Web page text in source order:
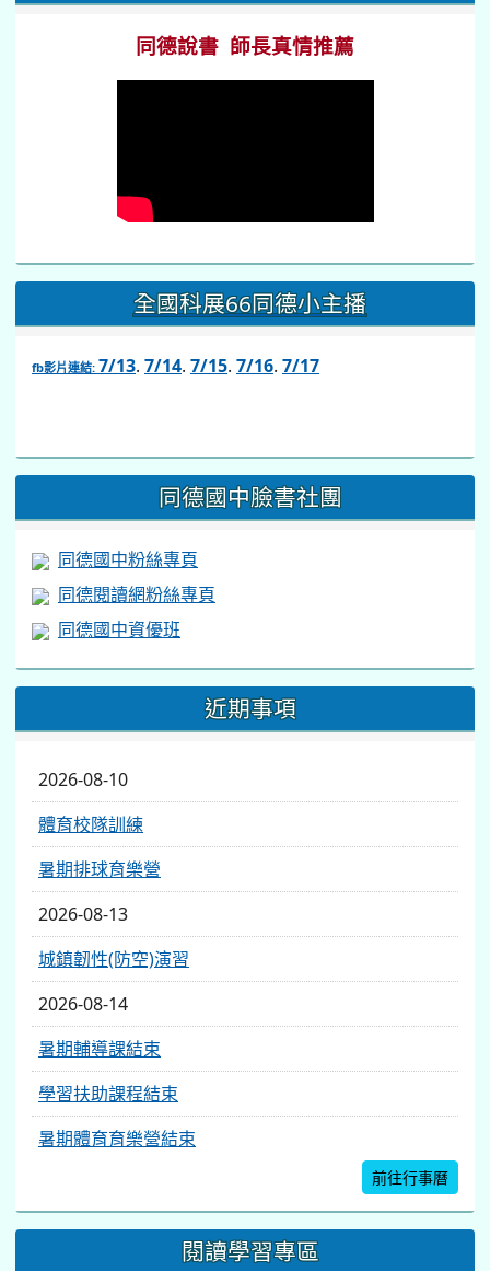
同德說書 師長真情推薦
全國科展66同德小主播
fb影片連結: 7/13. 7/14. 7/15. 7/16. 7/17
https://www.facebook.com/share/v/1BsLSkstia/
同德國中臉書社團
同德國中粉絲專頁
同德閱讀網粉絲專頁
同德國中資優班
近期事項
2026-08-10
體育校隊訓練
暑期排球育樂營
2026-08-13
城鎮韌性(防空)演習
2026-08-14
暑期輔導課結束
學習扶助課程結束
暑期體育育樂營結束
前往行事曆
閱讀學習專區